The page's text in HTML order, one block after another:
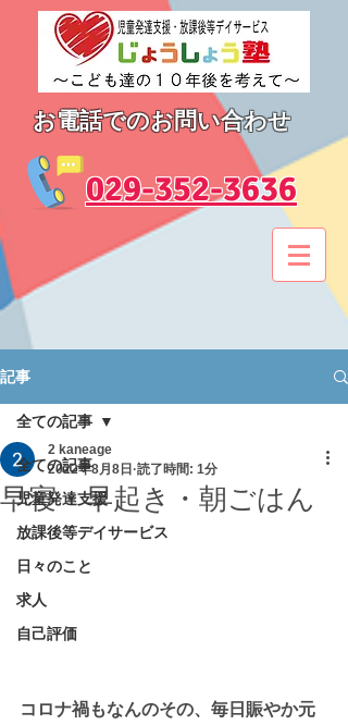
お電話でのお問い合わせ
​029-352-3636
記事
全ての記事
児童発達支援
放課後等デイサービス
日々のこと
求人
自己評価
全ての記事
早寝・早起き・朝ごはん
2 kaneage
2022年8月8日 読了時間: 1分
コロナ禍もなんのその、毎日賑やか元